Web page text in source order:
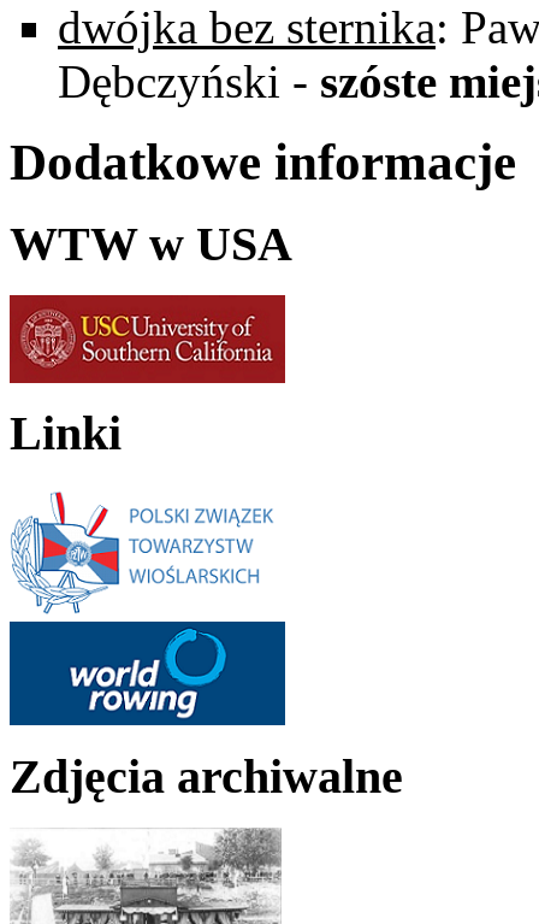
dwójka bez sternika:
Dębczyński - szóste
Dodatkowe informacje
WTW w USA
Linki
Zdjęcia archiwalne